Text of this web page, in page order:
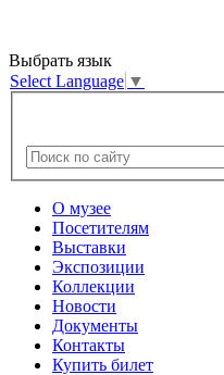
Выбрать язык
Select Language ▼
О музее
Посетителям
Выставки
Экспозиции
Коллекции
Новости
Документы
Контакты
Купить билет